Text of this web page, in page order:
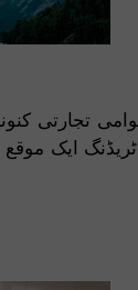
ایک